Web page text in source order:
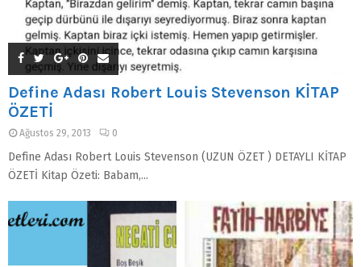
Define Adası Robert Louis Stevenson KİTAP
ÖZETİ
Ağustos 29, 2013 0
Define Adası Robert Louis Stevenson (UZUN ÖZET ) DETAYLI KİTAP
ÖZETİ Kitap Özeti: Babam,...